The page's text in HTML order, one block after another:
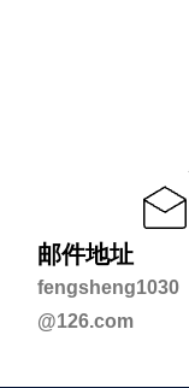
邮件地址
fengsheng1030
@126.com